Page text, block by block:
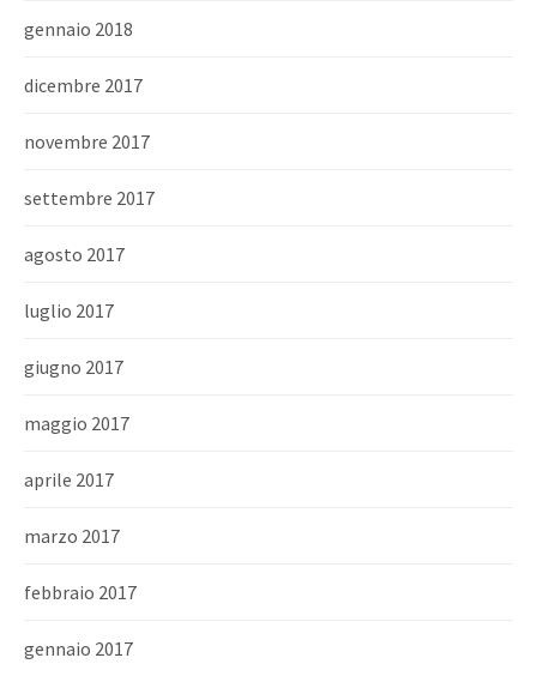
gennaio 2018
dicembre 2017
novembre 2017
settembre 2017
agosto 2017
luglio 2017
giugno 2017
maggio 2017
aprile 2017
marzo 2017
febbraio 2017
gennaio 2017